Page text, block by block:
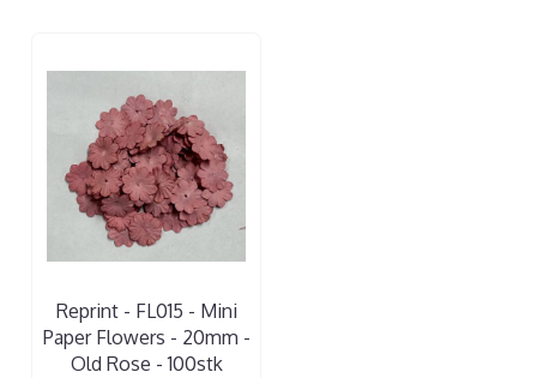
Reprint - FL015 - Mini
Paper Flowers - 20mm -
Old Rose - 100stk